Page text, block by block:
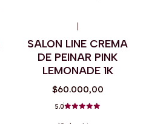
|
SALON LINE CREMA
DE PEINAR PINK
LEMONADE 1K
$60.000,00
5.0